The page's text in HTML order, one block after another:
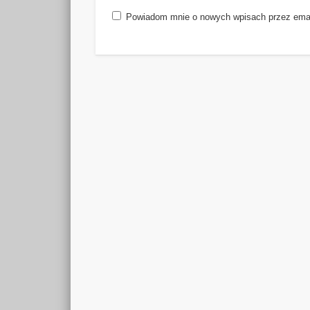
Powiadom mnie o nowych wpisach przez